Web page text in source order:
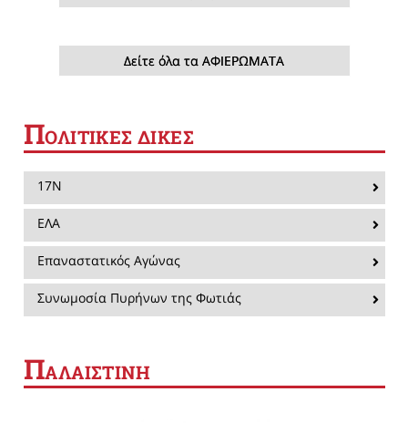
Δείτε όλα τα ΑΦΙΕΡΩΜΑΤΑ
ΠΟΛΙΤΙΚΕΣ ΔΙΚΕΣ
17Ν
ΕΛΑ
Επαναστατικός Αγώνας
Συνωμοσία Πυρήνων της Φωτιάς
ΠΑΛΑΙΣΤΙΝΗ